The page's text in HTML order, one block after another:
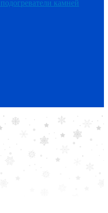
камней